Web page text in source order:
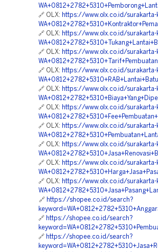
🔗 OLX: https://www.olx.co.id/
🔗 OLX: https://www.olx.co.id/
🔗 OLX: https://www.olx.co.id/
🔗 OLX: https://www.olx.co.id/
🔗 OLX: https://www.olx.co.id/
🔗 OLX: https://www.olx.co.id/
🔗 OLX: https://www.olx.co.id/
🔗 OLX: https://www.olx.co.id/
🔗 OLX: https://www.olx.co.id/
🔗 OLX: https://www.olx.co.id/
🔗 https://shopee.co.id/search?
🔗 https://shopee.co.id/search?
🔗 https://shopee.co.id/search?